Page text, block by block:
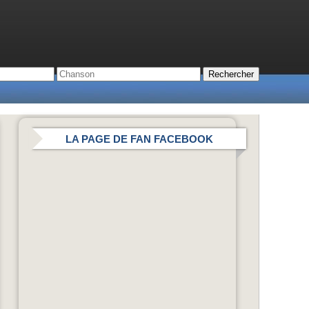
LA PAGE DE FAN FACEBOOK